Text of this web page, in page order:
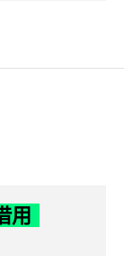
用